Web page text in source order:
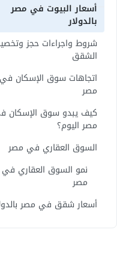
أسعار البيوت في مصر
بالدولار
شروط واجراءات حجز
الشقق
اتجاهات سوق الإسكان في
مصر
كيف يبدو سوق الإسكان
مصر اليوم؟
السوق العقاري في مصر
نمو السوق العقاري في
مصر
أسعار شقق في مصر